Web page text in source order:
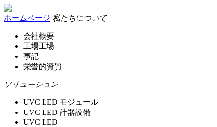
ホームベージ 私たちについて
会社概要
工場工場
事記
栄誉的資質
ソリューション
UVC LED モジュール
UVC LED 計器設備
UVC LED